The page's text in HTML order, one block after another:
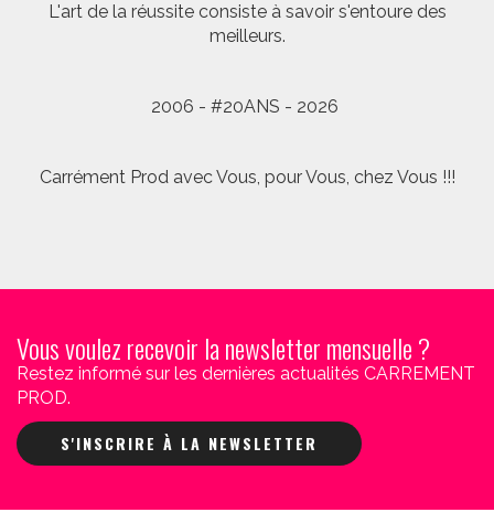
L'art de la réussite consiste à savoir s'entoure des
meilleurs.
2006 - #20ANS - 2026
Carrément Prod avec Vous, pour Vous, chez Vous !!!
Vous voulez recevoir la newsletter mensuelle ?
Restez informé sur les dernières actualités CARREMENT
PROD.
S'INSCRIRE À LA NEWSLETTER